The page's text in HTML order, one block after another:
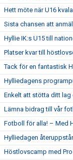
Hett möte när U16
Sista chansen att
Hyllie IK:s U15 till
Platser kvar till
Tack för en fantastisk
Hylliedagens
Enkelt att stötta ditt lag
Lämna bidrag till vår
Fotboll för alla! – Med
Hylliedagen
Höstlovscamp med